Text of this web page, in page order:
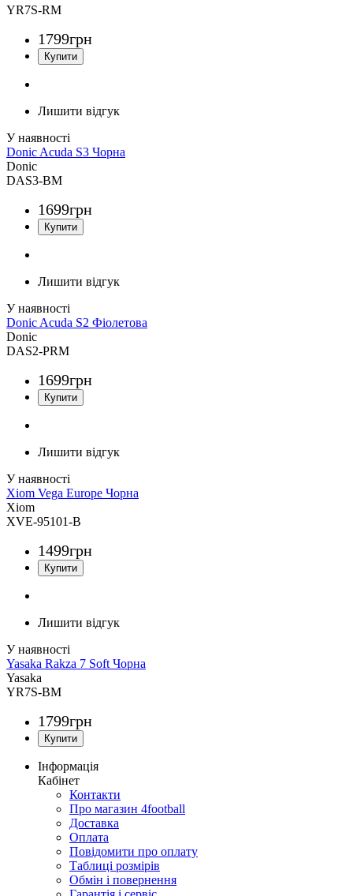
YR7S-RM
1799грн
Лишити відгук
Donic Acuda S3 Чорна
Donic
DAS3-BM
1699грн
Лишити відгук
Donic Acuda S2 Фіолетова
Donic
DAS2-PRM
1699грн
Лишити відгук
Xiom Vega Europe Чорна
Xiom
XVE-95101-B
1499грн
Лишити відгук
Yasaka Rakza 7 Soft Чорна
Yasaka
YR7S-BM
1799грн
Інформація
Кабінет
Контакти
Про магазин 4football
Доставка
Оплата
Повідомити про оплату
Таблиці розмірів
Обмін і повернення